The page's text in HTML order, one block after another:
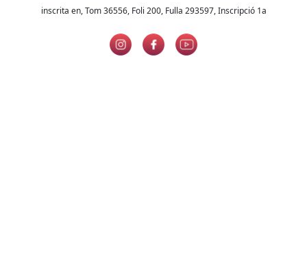
inscrita en, Tom 36556, Foli 200, Fulla 293597, Inscripció 1a